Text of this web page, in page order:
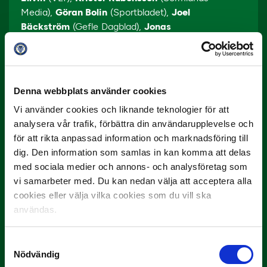
Denna webbplats använder cookies
Vi använder cookies och liknande teknologier för att
analysera vår trafik, förbättra din användarupplevelse och
för att rikta anpassad information och marknadsföring till
dig. Den information som samlas in kan komma att delas
med sociala medier och annons- och analysföretag som
vi samarbeter med. Du kan nedan välja att acceptera alla
cookies eller välja vilka cookies som du vill ska
användas.
Nödvändig
Media), Göran Bolin (Sportbladet), Joel
Bäckström (Gefle Dagblad), Jonas
Bergström
Fredrik
Carlsson
Sahlin(Sundsvalls Tidning),Hector
Posten), Kristian Bågefeldt (Borlänge
Tidning),Filip Elg(Smålandsposten), Eric
Persson (Helsingborgs Dagblad),Anton
Gustavsson(Skaraborgs Allehanda),Magnus
Sundvall(Jönköpings-Posten),Viktor
Tjernström(Unibet) ochThomas Hasselgren(SEF).